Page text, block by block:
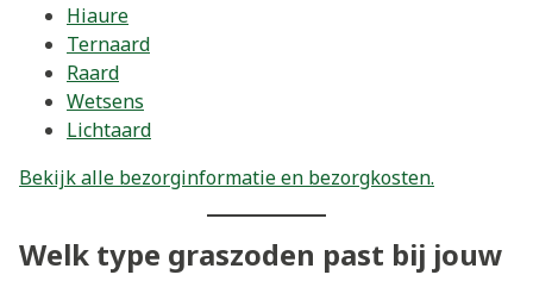
Hiaure
Ternaard
Raard
Wetsens
Lichtaard
Bekijk alle bezorginformatie en bezorgkosten.
Welk type graszoden past bij jouw